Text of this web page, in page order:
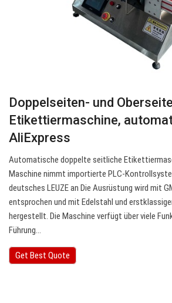
Doppelseiten- und
Etikettiermaschine,
AliExpress
Automatische doppelte seitliche
Maschine nimmt importierte PLC-
deutsches LEUZE an Die Ausrüstung wird mit
entsprochen und mit Edelstahl und
hergestellt. Die Maschine verfügt über viele
Führung…
Get Best Quote